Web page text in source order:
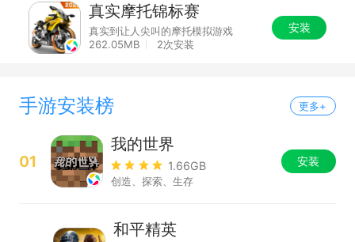
真实摩托锦标赛
真实到让人尖叫的摩托模拟游戏
262.05MB
2次安装
安装
手游安装榜 更多+
01
我的世界
1.66GB
创造、探索、生存
安装
和平精英